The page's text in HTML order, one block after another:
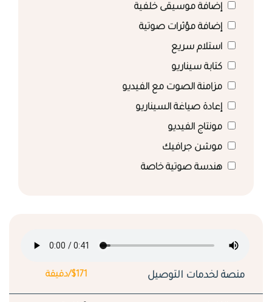
إضافة موسيقى خلفية
إضافة مؤثرات صوتية
استلام سريع
كتابة سيناريو
مزامنة الصوت مع الفيديو
إعادة صياغة السيناريو
مونتاج الفيديو
موشن جرافيك
هندسة صوتية خاصة
منصة لخدمات التوصيل $171/دقيقة